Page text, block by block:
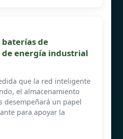
baterías de
energía industrial
que la red inteligente
el almacenamiento
desempeñará un papel
para apoyar la